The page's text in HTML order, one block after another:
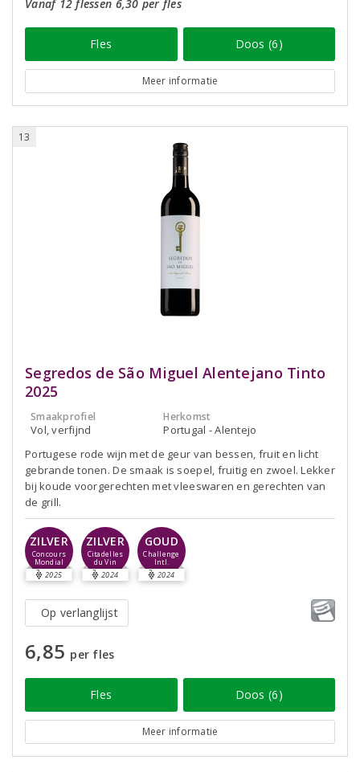
Vanaf 12 flessen 6,30 per fles
Fles Doos (6)
Meer informatie
13
Segredos de São Miguel Alentejano Tinto
2025
Smaakprofiel
Vol, verfijnd
Herkomst
Portugal - Alentejo
Portugese rode wijn met de geur van bessen, fruit en licht
gebrande tonen. De smaak is soepel, fruitig en zwoel. Lekker
bij koude voorgerechten met vleeswaren en gerechten van
de grill.
ZILVER
Concours
Mondial
2025
ZILVER
Citadelles
du Vin
2024
GOUD
Challenge
Intl.
2024
Op verlanglijst
6,85 per fles
Fles Doos (6)
Meer informatie